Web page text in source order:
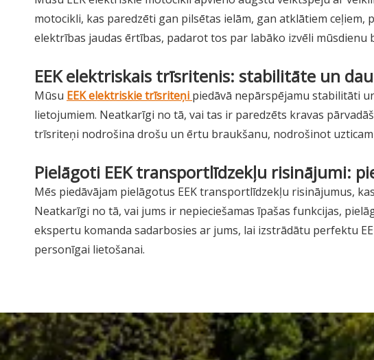
motocikli, kas paredzēti gan pilsētas ielām, gan atklātiem
elektrības jaudas ērtības, padarot tos par labāko izvēli mūsdienu
EEK elektriskais trīsritenis: stabilitāte un
Mūsu EEK elektriskie trīsriteņi piedāvā nepārspējamu stabilitāti
lietojumiem. Neatkarīgi no tā, vai tas ir paredzēts kravas
trīsriteņi nodrošina drošu un ērtu braukšanu, nodrošinot
Pielāgoti EEK transportlīdzekļu risinājumi:
Mēs piedāvājam pielāgotus EEK transportlīdzekļu risinājumus,
Neatkarīgi no tā, vai jums ir nepieciešamas īpašas funkcijas,
ekspertu komanda sadarbosies ar jums, lai izstrādātu perfektu
personīgai lietošanai.